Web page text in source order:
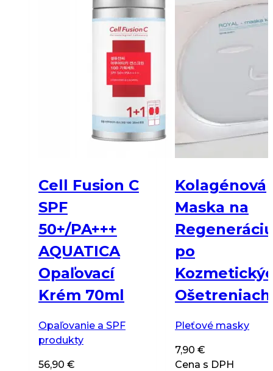
Cell Fusion C
SPF
50+/PA+++
AQUATICA
Opaľovací
Krém 70ml
Opaľovanie a SPF
produkty
56,90 €
Kolagénová
Maska na
po
Ošetreniach
Pleťové masky
7,90 €
Cena s DPH